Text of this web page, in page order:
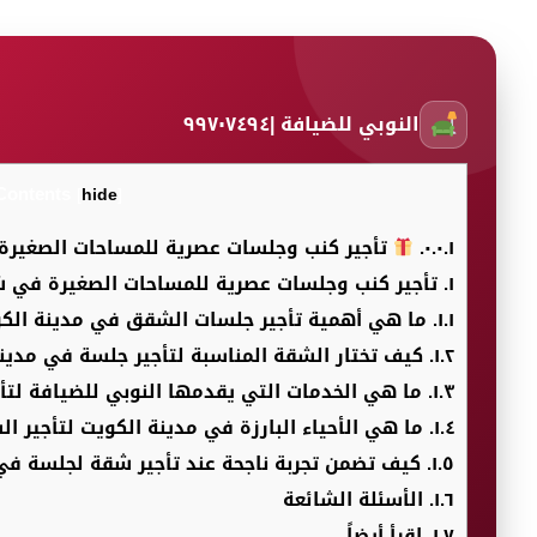
النوبي للضيافة |٩٩٧٠٧٤٩٤
hide
٠.٠.١.
تأجير كنب وجلسات عصرية للمساحات
١. تأجير كنب وجلسات عصرية للمساحات الصغيرة
١.١. ما هي أهمية تأجير جلسات الشقق في مدينة
١.٢. كيف تختار الشقة المناسبة لتأجير جلسة في
١.٣. ما هي الخدمات التي يقدمها النوبي للضيافة
١.٤. ما هي الأحياء البارزة في مدينة الكويت لتأجير
١.٥. كيف تضمن تجربة ناجحة عند تأجير شقة لجلسة
١.٦. الأسئلة الشائعة